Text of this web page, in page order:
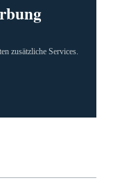
zusätzliche Services.